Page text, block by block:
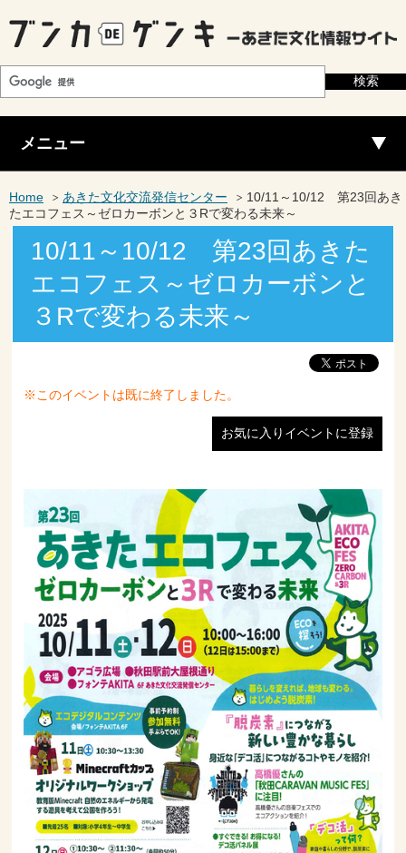
メニュー
Home あきた文化交流発信センター
10/11～10/12 第23回あき
たエコフェス～ゼロカーボンと３Rで変わる未来～
10/11～10/12 第23回あきた
エコフェス～ゼロカーボンと
３Rで変わる未来～
※このイベントは既に終了しました。
お気に入りイベントに登録